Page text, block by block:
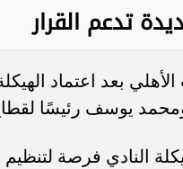
تدعم القرار
بعد اعتماد
يوسف رئيسًا
النادي فرصة